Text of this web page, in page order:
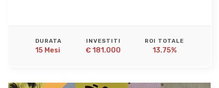
DURATA
15 Mesi
INVESTITI
€ 181.000
ROI TOTALE
13.75%